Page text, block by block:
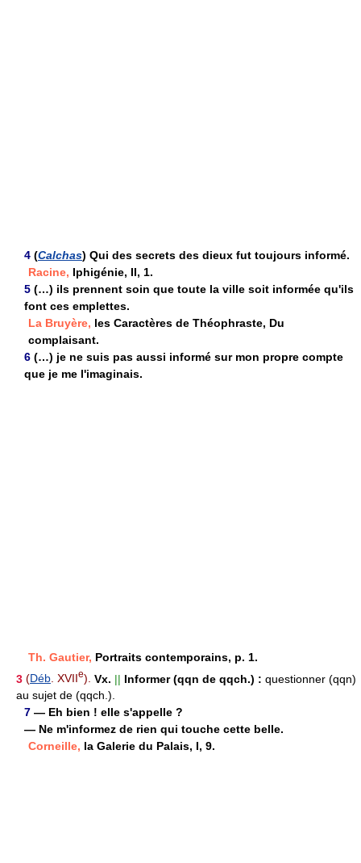
4 (Calchas) Qui des secrets des dieux fut toujours informé.
Racine, Iphigénie, II, 1.
5 (…) ils prennent soin que toute la ville soit informée qu'ils
font ces emplettes.
La Bruyère, les Caractères de Théophraste, Du
complaisant.
6 (…) je ne suis pas aussi informé sur mon propre compte
que je me l'imaginais.
Th. Gautier, Portraits contemporains, p. 1.
3 (Déb. XVIIe). Vx. || Informer (qqn de qqch.) : questionner (qqn)
au sujet de (qqch.).
7 — Eh bien ! elle s'appelle ?
— Ne m'informez de rien qui touche cette belle.
Corneille, la Galerie du Palais, I, 9.